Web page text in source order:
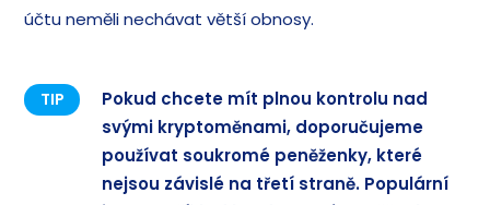
účtu neměli nechávat větší obnosy.
TIP
Pokud chcete mít plnou kontrolu nad
svými kryptoměnami, doporučujeme
používat soukromé peněženky, které
nejsou závislé na třetí straně. Populární